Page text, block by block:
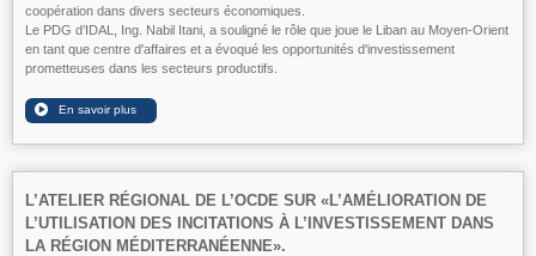
coopération dans divers secteurs économiques.
Le PDG d’IDAL, Ing. Nabil Itani, a souligné le rôle que joue le Liban au Moyen-Orient
en tant que centre d'affaires et a évoqué les opportunités d'investissement
prometteuses dans les secteurs productifs.
L’ATELIER RÉGIONAL DE L’OCDE SUR «L’AMÉLIORATION DE
L’UTILISATION DES INCITATIONS À L’INVESTISSEMENT DANS
LA RÉGION MÉDITERRANÉENNE».